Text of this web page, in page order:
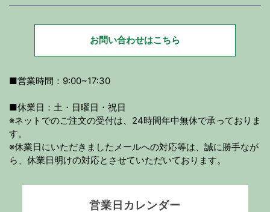
お問い合わせはこちら
■営業時間：9:00~17:30
■休業日：土・日曜日・祝日
※ネットでのご注文の受付は、24時間年中無休で承っておりま
す。
※休業日にいただきましたメールへの対応等は、誠に勝手なが
ら、休業日明けの対応とさせていただいております。
営業日カレンダー